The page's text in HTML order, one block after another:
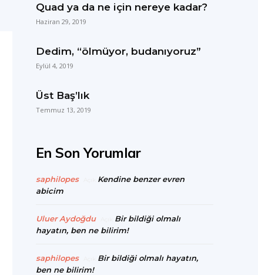
Quad ya da ne için nereye kadar?
Haziran 29, 2019
Dedim, “ölmüyor, budanıyoruz”
Eylül 4, 2019
Üst Baş’lık
Temmuz 13, 2019
En Son Yorumlar
saphilopes
Kendine benzer evren
abicim
Uluer Aydoğdu
Bir bildiği olmalı
hayatın, ben ne bilirim!
saphilopes
Bir bildiği olmalı hayatın,
ben ne bilirim!